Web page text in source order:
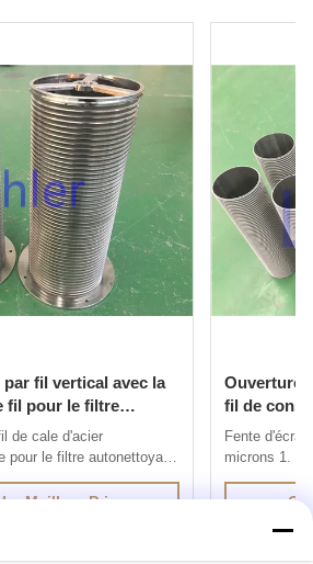
fil vertical avec la
fil pour le filtre
de cale d'acier
pour le filtre autonettoyant
d'acier inoxydable est
du soudage par
fils avec des profils
aux fils de soutien à 90
Meilleur Prix
Ouverture
fil de
d'écran
Fente
microns 1.
fil de V est
par
profils